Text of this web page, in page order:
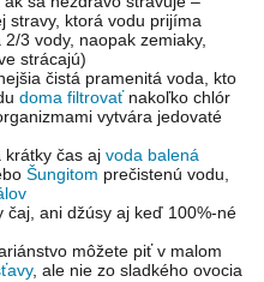
stravy, ktorá vodu prijíma
3 vody, naopak zemiaky,
strácajú)
čistá pramenitá voda, kto
doma filtrovaťnakoľko chlór
vytvára jedovaté
čas aj voda balená
Šungitom prečistenú vodu,
čaj, ani džúsy aj keď 100%-né
môžete piť v malom
, ale nie zo sladkého ovocia